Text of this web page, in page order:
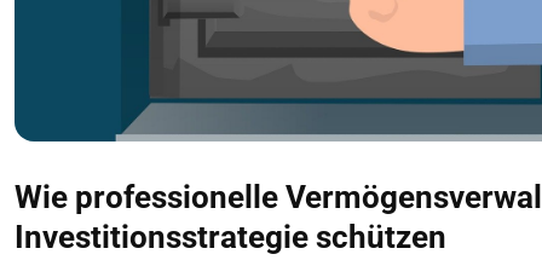
Wie professionelle
Investitionsstrategie schützen